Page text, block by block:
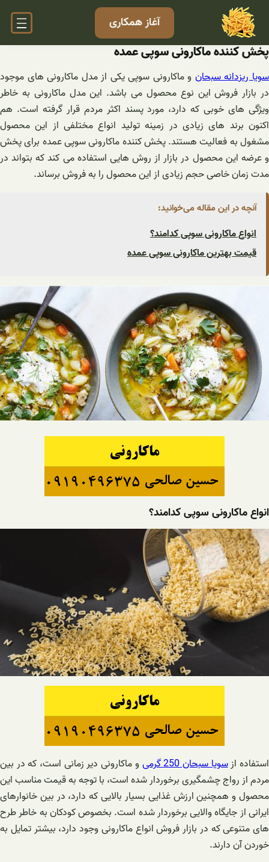
محتوا
آغاز همکاری
پخش کننده ماکارونی سوپی عمده
سویا ریزدانه سبحان و ماکارونی سوپی یکی از مدل ماکارونی های موجود
در بازار فروش این نوع محصول می باشد. این مدل ماکارونی به خاطر
ویژگی های خوبی که دارد، مورد پسند اکثر مردم قرار گرفته است. هم
اکنون برند های زیادی در زمینه تولید انواع مختلفی از این محصول
مشغول به فعالیت هستند. پخش کننده ماکارونی سوپی عمده برای پخش
و عرضه این محصول در بازار از روش هایی استفاده می کند که بتواند در
مدت زمان خاصی حجم زیادی از این محصول را به فروش برساند.
آنچه در این مقاله می‌خوانید:
انواع ماکارونی سوپی کدامند؟
قیمت بهترین ماکارونی سوپی عمده
انواع ماکارونی سوپی کدامند؟
استفاده ازسویا سبحان 250 گرمی
و ماکارونی دیر زمانی است، که در بین
مردم از رواج چشمگیری برخوردار شده است، با توجه به قیمت مناسب این
محصول و همچنین ارزش غذایی بسیار بالایی که دارد، در بین خانوارهای
ایرانی از جایگاه والایی برخوردار شده است. بخصوص کودکان به خاطر طرح
های متنوعی که در بازار فروش انواع ماکارونی وجود دارد، بیشتر تمایل به
خوردن آن دارند.